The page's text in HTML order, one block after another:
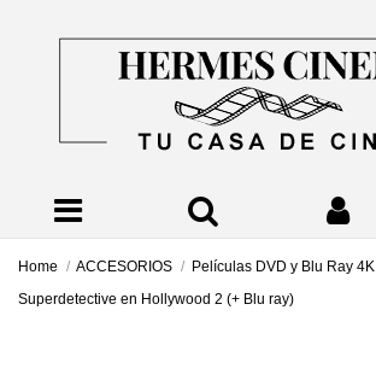
Home ACCESORIOS
Películas DVD y Blu Ray 4K
Superdetective en Hollywood 2 (+ Blu ray)